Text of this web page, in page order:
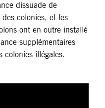
dissuade de
des colonies, et les
ont en outre installé
supplémentaires
colonies illégales.